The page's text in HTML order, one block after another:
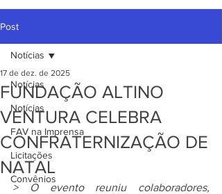
Post
Notícias
Notícias
FAV na Imprensa
Licitações
Convênios
Notícias
FUNDAÇÃO ALTINO
VENTURA CELEBRA
CONFRATERNIZAÇÃO DE
NATAL
17 de dez. de 2025
> O evento reuniu colaboradores,